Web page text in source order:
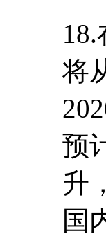
将
预
升
国